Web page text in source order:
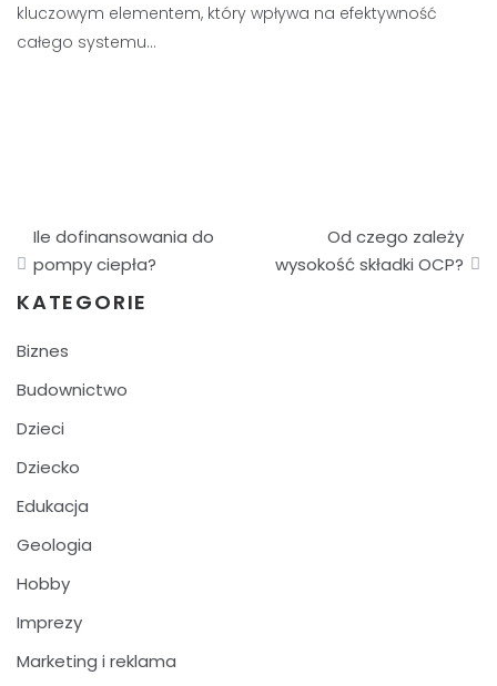
kluczowym elementem, który wpływa na efektywność
całego systemu…
Nawigacja
wpisu
Ile dofinansowania do
pompy ciepła?
Od czego zależy
wysokość składki OCP?
KATEGORIE
Biznes
Budownictwo
Dzieci
Dziecko
Edukacja
Geologia
Hobby
Imprezy
Marketing i reklama